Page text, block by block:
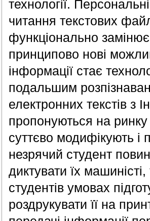
технології.
читання текстових
функціонально
принципово нові
інформації стає
подальшим
електронних текстів з
пропонуються на ринку
суттєво модифікують і
незрячий студент
диктувати їх
студентів умовах
роздрукувати її на